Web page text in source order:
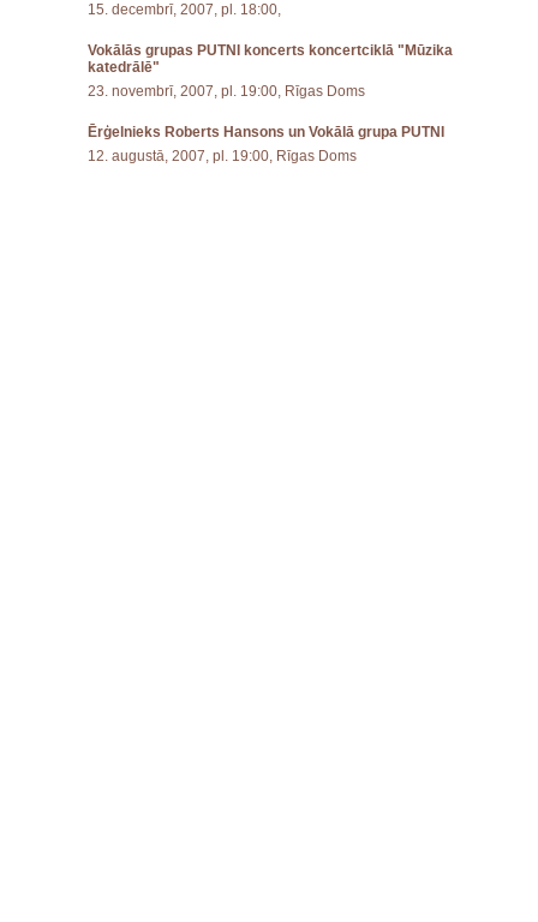
15. decembrī, 2007, pl. 18:00,
Vokālās grupas PUTNI koncerts koncertciklā "Mūzika
katedrālē"
23. novembrī, 2007, pl. 19:00, Rīgas Doms
Ērģelnieks Roberts Hansons un Vokālā grupa PUTNI
12. augustā, 2007, pl. 19:00, Rīgas Doms